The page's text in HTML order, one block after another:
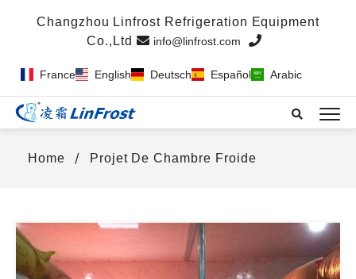
info@linfrost.com
France English Deutsch Español Arabic
Home Projet De Chambre Froide